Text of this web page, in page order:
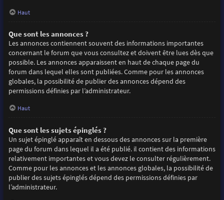
Haut
Que sont les annonces ?
Les annonces contiennent souvent des informations importantes
concernant le forum que vous consultez et doivent être lues dès que
possible. Les annonces apparaissent en haut de chaque page du
forum dans lequel elles sont publiées. Comme pour les annonces
globales, la possibilité de publier des annonces dépend des
permissions définies par l’administrateur.
Haut
Que sont les sujets épinglés ?
Un sujet épinglé apparaît en dessous des annonces sur la première
page du forum dans lequel il a été publié. il contient des informations
relativement importantes et vous devez le consulter régulièrement.
Comme pour les annonces et les annonces globales, la possibilité de
publier des sujets épinglés dépend des permissions définies par
l’administrateur.